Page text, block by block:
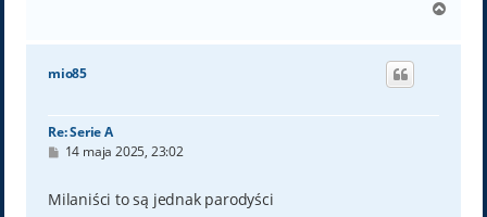
g
mio85
Re: Serie A
P
t
14 maja 2025, 23:02
Milaniści to są jednak parodyści